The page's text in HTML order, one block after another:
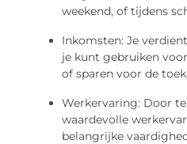
weekend, of tijdens
Inkomsten: Je
je kunt gebruiken
of sparen voor de
Werkervaring: Door
waardevolle
belangrijke